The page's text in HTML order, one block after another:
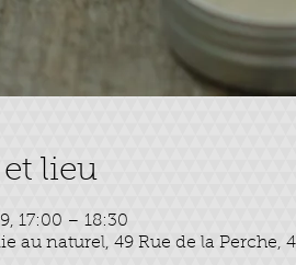
lieu
17:00 – 18:30
au naturel, 49 Rue de la